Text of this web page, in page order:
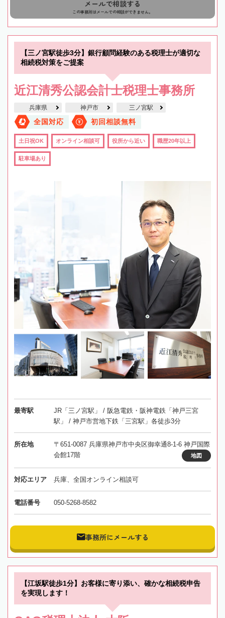
メールで相談する
この事務所はメールでの相談ができません。
【三ノ宮駅徒歩3分】銀行顧問経験のある税理士が適切な
相続税対策をご提案
近江清秀公認会計士税理士事務所
兵庫県 神戸市 三ノ宮駅
全国対応 初回相談無料
土日祝OK オンライン相談可 役所から近い 職歴20年以上
駐車場あり
最寄駅
JR「三ノ宮駅」 / 阪急電鉄・阪神電鉄「神戸三宮
駅」 / 神戸市営地下鉄「三宮駅」各徒歩3分
所在地
〒651-0087 兵庫県神戸市中央区御幸通8-1-6 神戸国際
会館17階
地図
対応エリア 兵庫、全国オンライン相談可
電話番号 050-5268-8582
事務所にメールする
【江坂駅徒歩1分】お客様に寄り添い、確かな相続税申告
を実現します！